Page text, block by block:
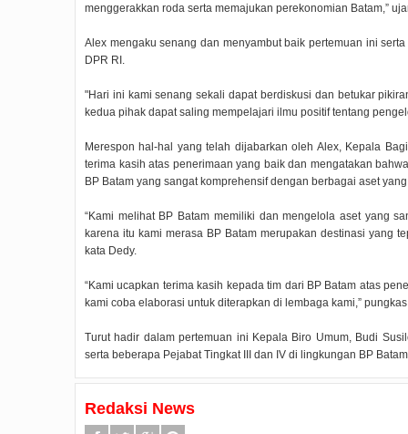
menggerakkan roda serta memajukan perekonomian Batam,”
Alex mengaku senang dan menyambut baik pertemuan ini
DPR RI.
"Hari ini kami senang sekali dapat berdiskusi dan betukar
kedua pihak dapat saling mempelajari ilmu positif tentang
Merespon hal-hal yang telah dijabarkan oleh Alex, Kepala
terima kasih atas penerimaan yang baik dan mengatakan
BP Batam yang sangat komprehensif dengan berbagai aset
“Kami melihat BP Batam memiliki dan mengelola aset yang
karena itu kami merasa BP Batam merupakan destinasi yang
kata Dedy.
“Kami ucapkan terima kasih kepada tim dari BP Batam atas
kami coba elaborasi untuk diterapkan di lembaga kami,”
Turut hadir dalam pertemuan ini Kepala Biro Umum, Budi
serta beberapa Pejabat Tingkat III dan IV di lingkungan BP
Redaksi News